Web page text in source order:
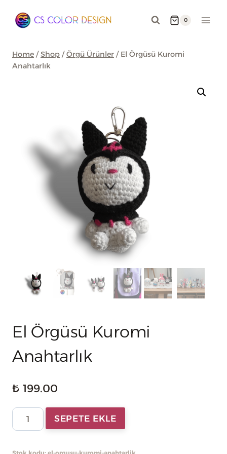
0
Home / Shop / Örgü Ürünler / El Örgüsü Kuromi
Anahtarlık
El Örgüsü Kuromi
Anahtarlık
₺ 199.00
El
Örgüsü
SEPETE EKLE